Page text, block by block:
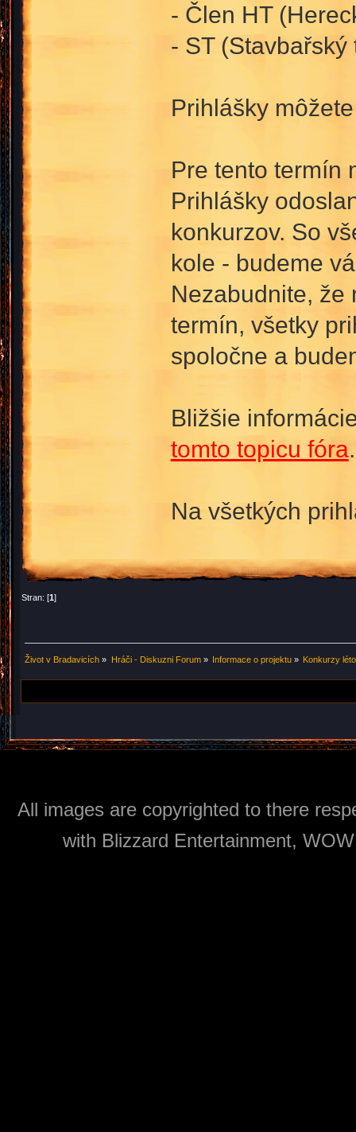
- Člen HT
- ST (Stavbařský
Prihlášky
Pre tento termín
Prihlášky
konkurzov. So
kole - budeme
Nezabudnite, že
termín, všetky
spoločne a
Bližšie
tomto topicu fóra.
Na všetkých
Stran: [1]
Život v Bradavicích » Hráči - Diskuzni Forum» Informace o projektu» Konkurzy
All images are copyrighted to there
with Blizzard Entertainment,